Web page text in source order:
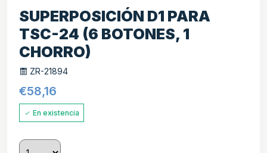
SUPERPOSICIÓN D1 PARA
TSC-24 (6 BOTONES, 1
CHORRO)
ZR-21894
€58,16
En existencia